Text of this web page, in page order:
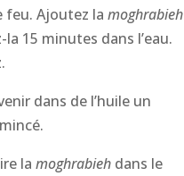
feu. Ajoutez la moghrabieh
la 15 minutes dans l’eau.
dans de l’huile un
la moghrabiehdans le